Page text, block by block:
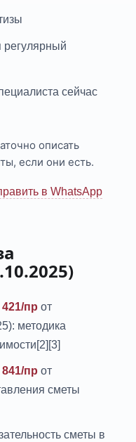
регулярный
сейчас
описать
если они есть.
в WhatsApp
пр от
методика
пр от
сметы
сметы в